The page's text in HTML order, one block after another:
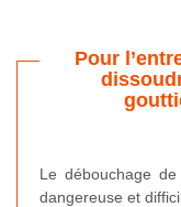
Pour
Le débouchage
dangereuse et